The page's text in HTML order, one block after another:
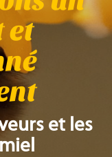
et
et les